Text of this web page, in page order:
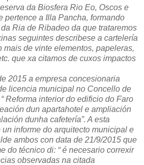
da Biosfera Rio Eo, Oscos e
pertence a Illa Pancha, formando
Ria de Ribadeo da que trataremos
seguintes describese a cartelería
mais de vinte elementos, papeleras,
que xa citamos de cuxos impactos
2015 a empresa concesionaria
licencia municipal no Concello de
Reforma interior do edificio do Faro
dun apartahotel e ampliación
dunha cafetería”. A esta
informe do arquitecto municipal e
ambos con data de 21/9/2015 que
do técnico di: “ é necesario correxir
observadas na citada